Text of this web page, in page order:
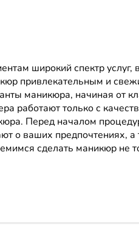
широкий спектр
привлекательным и
маникюра, начиная от
работают только с
Перед началом
о ваших предпочтениях,
сделать маникюр не